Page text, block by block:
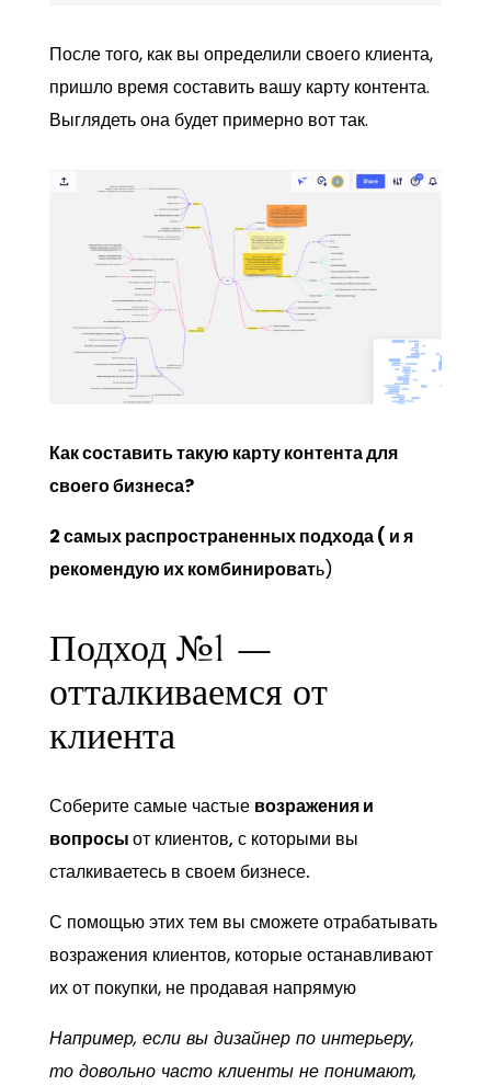
После того, как вы определили своего клиента,
пришло время составить вашу карту контента.
Выглядеть она будет примерно вот так.
Как составить такую карту контента для
своего бизнеса?
2 самых распространенных подхода ( и я
рекомендую их комбинировать)
Подход №1 —
отталкиваемся от
клиента
Соберите самые частые возражения и
вопросыот клиентов, с которыми вы
сталкиваетесь в своем бизнесе.
С помощью этих тем вы сможете отрабатывать
возражения клиентов, которые останавливают
их от покупки, не продавая напрямую
Например, если вы дизайнер по интерьеру,
то довольно часто клиенты не понимают,